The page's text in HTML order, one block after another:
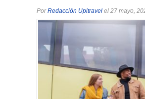
PorRedacción Upitravel el 27 mayo,